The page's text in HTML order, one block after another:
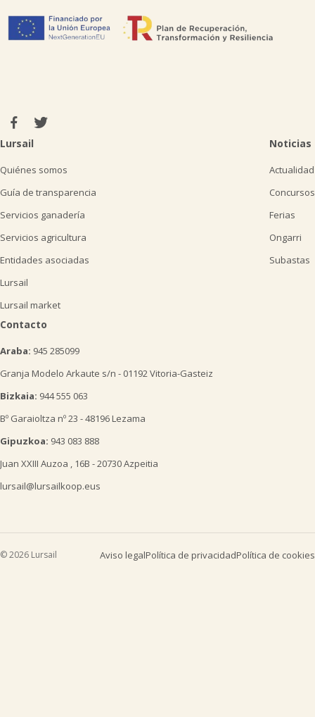
Lursail
Quiénes somos
Guía de transparencia
Servicios ganadería
Servicios agricultura
Entidades asociadas
Lursail
Lursail market
Noticias
Actualidad
Concursos
Ferias
Ongarri
Subastas
Contacto
Araba: 945 285099
Granja Modelo Arkaute s/n - 01192 Vitoria-Gasteiz
Bizkaia: 944 555 063
Bº Garaioltza nº 23 - 48196 Lezama
Gipuzkoa: 943 083 888
Juan XXIII Auzoa , 16B - 20730 Azpeitia
lursail@lursailkoop.eus
© 2026 Lursail Aviso legalPolítica de privacidadPolítica de cookies